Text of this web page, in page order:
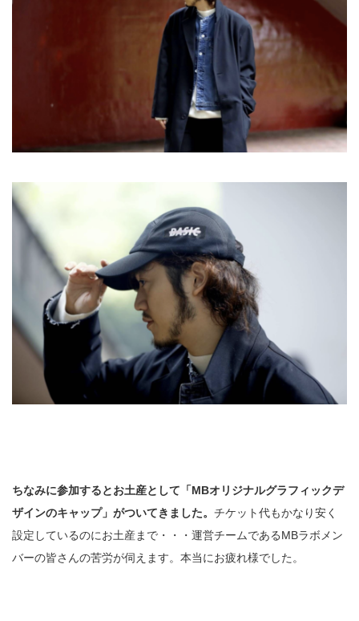
ちなみに参加するとお土産として「MBオリジナルグラフィックデ
ザインのキャップ」がついてきました。 チケット代もかなり安く
設定しているのにお土産まで・・・運営チームであるMBラボメン
バーの皆さんの苦労が伺えます。本当にお疲れ様でした。